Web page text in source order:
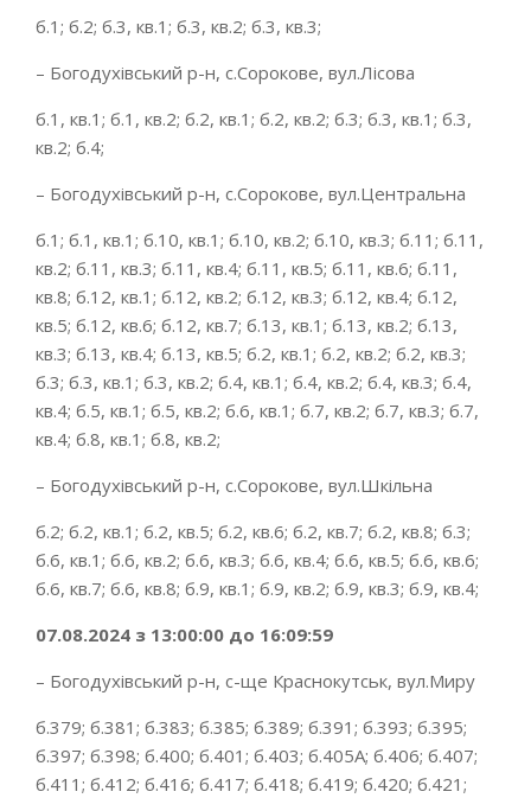
б.1; б.2; б.3, кв.1; б.3, кв.2; б.3, кв.3;
– Богодухівський р-н, с.Сорокове, вул.Лісова
б.1, кв.1; б.1, кв.2; б.2, кв.1; б.2, кв.2; б.3; б.3, кв.1; б.3,
кв.2; б.4;
– Богодухівський р-н, с.Сорокове, вул.Центральна
б.1; б.1, кв.1; б.10, кв.1; б.10, кв.2; б.10, кв.3; б.11; б.11,
кв.2; б.11, кв.3; б.11, кв.4; б.11, кв.5; б.11, кв.6; б.11,
кв.8; б.12, кв.1; б.12, кв.2; б.12, кв.3; б.12, кв.4; б.12,
кв.5; б.12, кв.6; б.12, кв.7; б.13, кв.1; б.13, кв.2; б.13,
кв.3; б.13, кв.4; б.13, кв.5; б.2, кв.1; б.2, кв.2; б.2, кв.3;
б.3; б.3, кв.1; б.3, кв.2; б.4, кв.1; б.4, кв.2; б.4, кв.3; б.4,
кв.4; б.5, кв.1; б.5, кв.2; б.6, кв.1; б.7, кв.2; б.7, кв.3; б.7,
кв.4; б.8, кв.1; б.8, кв.2;
– Богодухівський р-н, с.Сорокове, вул.Шкільна
б.2; б.2, кв.1; б.2, кв.5; б.2, кв.6; б.2, кв.7; б.2, кв.8; б.3;
б.6, кв.1; б.6, кв.2; б.6, кв.3; б.6, кв.4; б.6, кв.5; б.6, кв.6;
б.6, кв.7; б.6, кв.8; б.9, кв.1; б.9, кв.2; б.9, кв.3; б.9, кв.4;
07.08.2024 з 13:00:00 до 16:09:59
– Богодухівський р-н, с-ще Краснокутськ, вул.Миру
б.379; б.381; б.383; б.385; б.389; б.391; б.393; б.395;
б.397; б.398; б.400; б.401; б.403; б.405А; б.406; б.407;
б.411; б.412; б.416; б.417; б.418; б.419; б.420; б.421;